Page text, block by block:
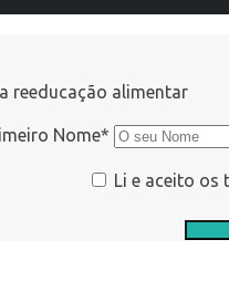
reeducação alimentar
Nome*
Li e aceito os